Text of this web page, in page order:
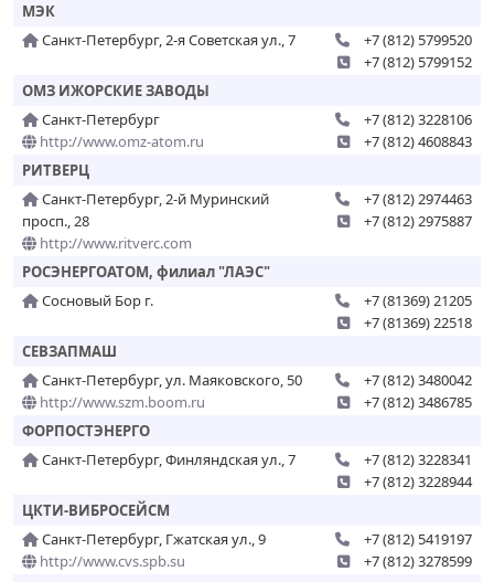
МЭК
Санкт-Петербург, 2-я Советская ул., 7
+7 (812) 5799520
+7 (812) 5799152
ОМЗ ИЖОРСКИЕ ЗАВОДЫ
Санкт-Петербург
http://www.omz-atom.ru
+7 (812) 3228106
+7 (812) 4608843
РИТВЕРЦ
Санкт-Петербург, 2-й Муринский
просп., 28
http://www.ritverc.com
+7 (812) 2974463
+7 (812) 2975887
РОСЭНЕРГОАТОМ, филиал "ЛАЭС"
Сосновый Бор г.
+7 (81369) 21205
+7 (81369) 22518
СЕВЗАПМАШ
Санкт-Петербург, ул. Маяковского, 50
http://www.szm.boom.ru
+7 (812) 3480042
+7 (812) 3486785
ФОРПОСТЭНЕРГО
Санкт-Петербург, Финляндская ул., 7
+7 (812) 3228341
+7 (812) 3228944
ЦКТИ-ВИБРОСЕЙСМ
Санкт-Петербург, Гжатская ул., 9
http://www.cvs.spb.su
+7 (812) 5419197
+7 (812) 3278599